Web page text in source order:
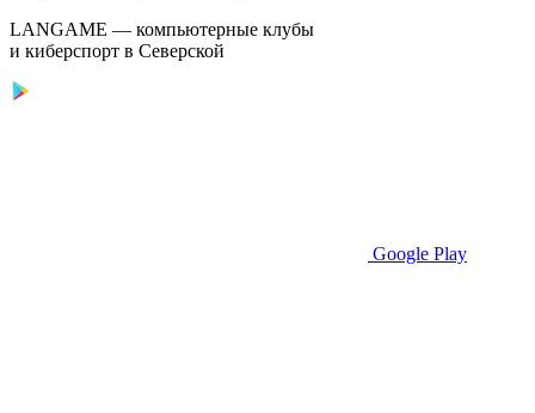
LANGAME — компьютерные клубы
и киберспорт в Северской
Google Play